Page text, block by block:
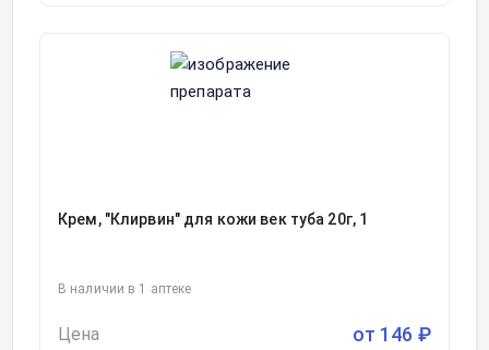
Крем, "Клирвин" для кожи век туба 20г, 1
В наличии в 1 аптеке
Цена от 146 ₽